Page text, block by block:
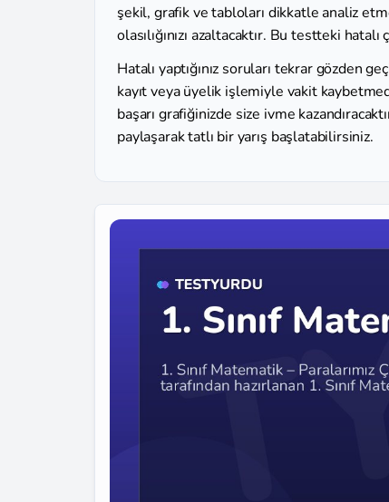
şekil, grafik ve tabloları dikkatle analiz
olasılığınızı azaltacaktır. Bu testteki
Hatalı yaptığınız soruları tekrar gözden
kayıt veya üyelik işlemiyle vakit
başarı grafiğinizde size ivme
paylaşarak tatlı bir yarış başlatabilirsiniz.